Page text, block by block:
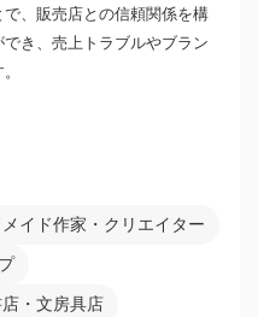
、販売店との信頼関係を構
き、売上トラブルやブラン
イド作家・クリエイター
・文房具店